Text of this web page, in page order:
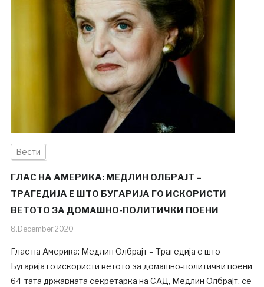
Вести
ГЛАС НА АМЕРИКА: МЕДЛИН ОЛБРАЈТ –
ТРАГЕДИЈА Е ШТО БУГАРИЈА ГО ИСКОРИСТИ
ВЕТОТО ЗА ДОМАШНО-ПОЛИТИЧКИ ПОЕНИ
8.December.2020
Глас на Америка: Медлин Олбрајт – Трагедија е што
Бугарија го искористи ветото за домашно-политички поени
64-тата државната секретарка на САД, Медлин Олбрајт, се